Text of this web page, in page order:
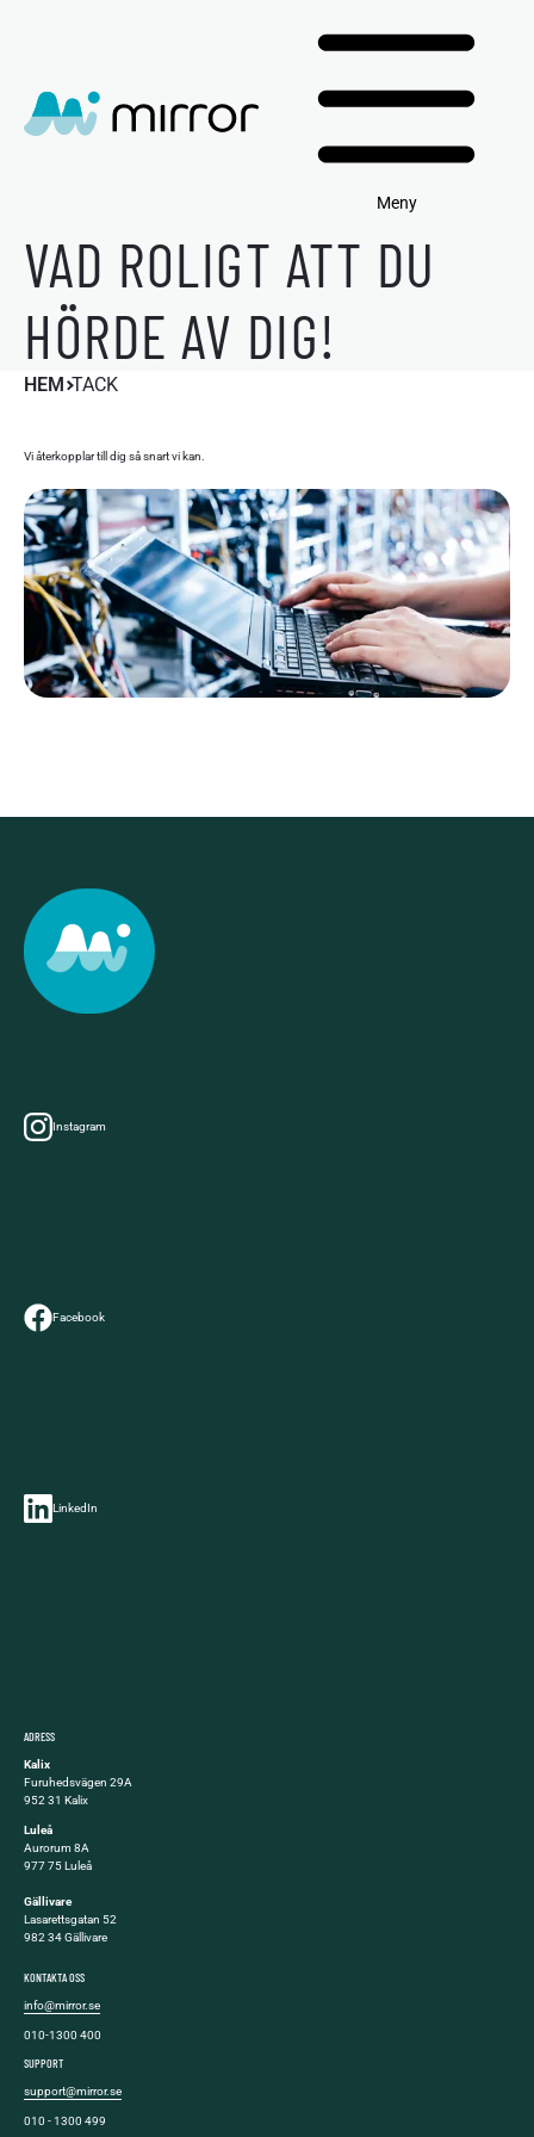
Meny
VAD ROLIGT ATT DU
HÖRDE AV DIG!
HEM TACK
Vi återkopplar till dig så snart vi kan.
Instagram
Facebook
LinkedIn
ADRESS
Kalix
Furuhedsvägen 29A
952 31 Kalix
Luleå
Aurorum 8A
977 75 Luleå
Gällivare
Lasarettsgatan 52
982 34 Gällivare
KONTAKTA OSS
info@mirror.se
010-1300 400
SUPPORT
support@mirror.se
010 - 1300 499